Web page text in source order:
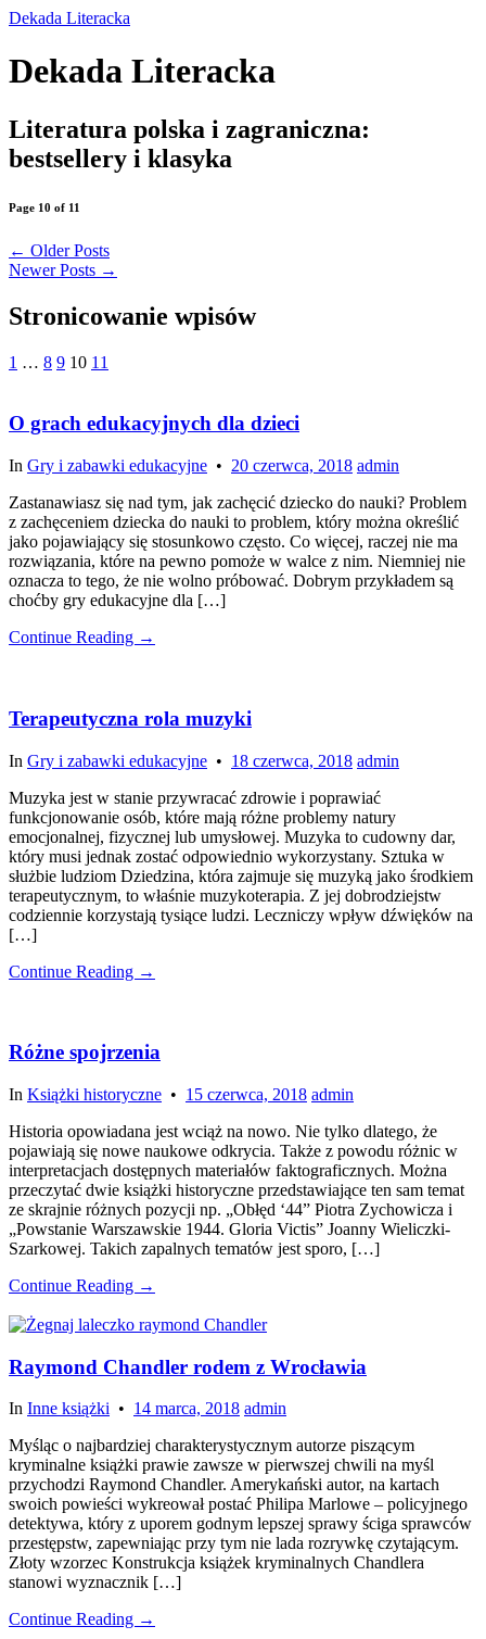
Dekada Literacka
Dekada Literacka
Literatura polska i zagraniczna:
bestsellery i klasyka
Page 10 of 11
← Older Posts
Newer Posts →
Stronicowanie wpisów
1 … 8 9 10 11
O grach edukacyjnych dla dzieci
In Gry i zabawki edukacyjne • 20 czerwca, 2018 admin
Zastanawiasz się nad tym, jak zachęcić dziecko do nauki? Problem
z zachęceniem dziecka do nauki to problem, który można określić
jako pojawiający się stosunkowo często. Co więcej, raczej nie ma
rozwiązania, które na pewno pomoże w walce z nim. Niemniej nie
oznacza to tego, że nie wolno próbować. Dobrym przykładem są
choćby gry edukacyjne dla […]
Continue Reading →
Terapeutyczna rola muzyki
In Gry i zabawki edukacyjne • 18 czerwca, 2018 admin
Muzyka jest w stanie przywracać zdrowie i poprawiać
funkcjonowanie osób, które mają różne problemy natury
emocjonalnej, fizycznej lub umysłowej. Muzyka to cudowny dar,
który musi jednak zostać odpowiednio wykorzystany. Sztuka w
służbie ludziom Dziedzina, która zajmuje się muzyką jako środkiem
terapeutycznym, to właśnie muzykoterapia. Z jej dobrodziejstw
codziennie korzystają tysiące ludzi. Leczniczy wpływ dźwięków na
[…]
Continue Reading →
Różne spojrzenia
In Książki historyczne • 15 czerwca, 2018 admin
Historia opowiadana jest wciąż na nowo. Nie tylko dlatego, że
pojawiają się nowe naukowe odkrycia. Także z powodu różnic w
interpretacjach dostępnych materiałów faktograficznych. Można
przeczytać dwie książki historyczne przedstawiające ten sam temat
ze skrajnie różnych pozycji np. „Obłęd ‘44” Piotra Zychowicza i
„Powstanie Warszawskie 1944. Gloria Victis” Joanny Wieliczki-
Szarkowej. Takich zapalnych tematów jest sporo, […]
Continue Reading →
Raymond Chandler rodem z Wrocławia
In Inne książki • 14 marca, 2018 admin
Myśląc o najbardziej charakterystycznym autorze piszącym
kryminalne książki prawie zawsze w pierwszej chwili na myśl
przychodzi Raymond Chandler. Amerykański autor, na kartach
swoich powieści wykreował postać Philipa Marlowe – policyjnego
detektywa, który z uporem godnym lepszej sprawy ściga sprawców
przestępstw, zapewniając przy tym nie lada rozrywkę czytającym.
Złoty wzorzec Konstrukcja książek kryminalnych Chandlera
stanowi wyznacznik […]
Continue Reading →